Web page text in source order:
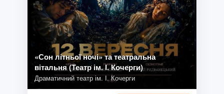
«Сон літньої ночі» та театральна
вітальня (Театр ім. І. Кочерги)
Драматичний театр ім. І. Кочерги